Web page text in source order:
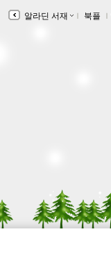
알라딘 서재 ｌ 북플 ｌ